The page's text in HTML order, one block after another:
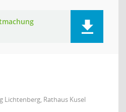
Lichtenberg, Rathaus Kusel